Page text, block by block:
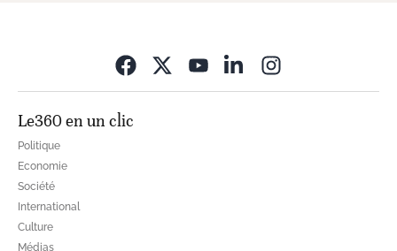
Le360 en un clic
Politique
Economie
Société
International
Culture
Médias